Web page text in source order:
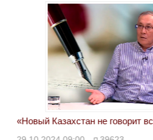
«Новый Казахстан не говорит